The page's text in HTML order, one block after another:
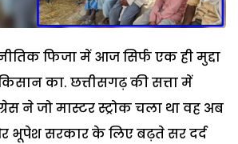
फिजा में आज सिर्फ एक ही मुद्दा
का. छत्तीसगढ़ की सत्ता में
ने जो मास्टर स्ट्रोक चला था वह अब
भूपेश सरकार के लिए बढ़ते सर दर्द